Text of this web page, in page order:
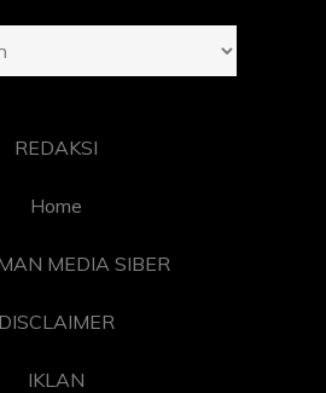
REDAKSI
Home
MEDIA SIBER
DISCLAIMER
IKLAN